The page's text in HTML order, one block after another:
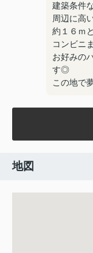
建築条件
周辺に高
約１６ｍ
コンビニ
お好みの
す◎
この地で
地図